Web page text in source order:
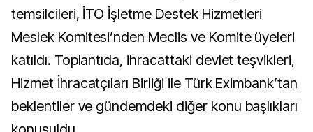
temsilcileri, İTO İşletme Destek Hizmetleri
Meslek Komitesi’nden Meclis ve Komite üyeleri
katıldı. Toplantıda, ihracattaki devlet teşvikleri,
Hizmet İhracatçıları Birliği ile Türk Eximbank’tan
beklentiler ve gündemdeki diğer konu başlıkları